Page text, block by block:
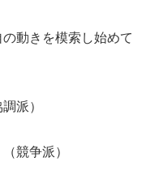
動きを模索し始めて
派）
競争派）